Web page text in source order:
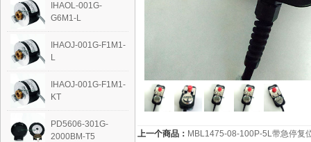
IHAOL-001G-
G6M1-L
IHAOJ-001G-F1M1-
L
IHAOJ-001G-F1M1-
KT
PD5606-301G-
2000BM-T5
上一个商品： MBL1475-08-100P-5L带急停复